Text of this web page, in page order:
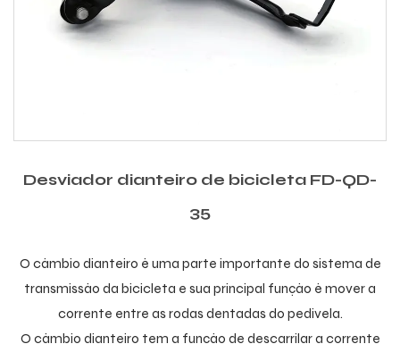
Desviador dianteiro de bicicleta FD-QD-
35
O câmbio dianteiro é uma parte importante do sistema de
transmissão da bicicleta e sua principal função é mover a
corrente entre as rodas dentadas do pedivela.
O câmbio dianteiro tem a função de descarrilar a corrente